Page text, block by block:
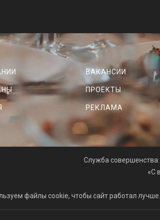
ВАКАНСИИ
ПРОЕКТЫ
РЕКЛАМА
Cлужба
«С
файлы cookie, чтобы сайт работал